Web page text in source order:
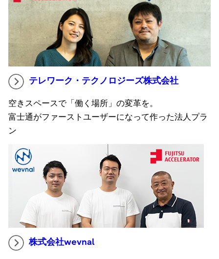
テレワーク・テクノロジーズ株式会社
空きスペースで「働く場所」の変革を。
富士通がファーストユーザーになって作った法人プラ
ン
株式会社wevnal